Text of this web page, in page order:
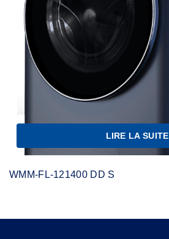
LIRE LA SUITE
WMM-FL-121400 DD S